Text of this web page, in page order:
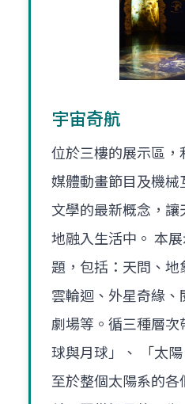
宇宙奇航
位於三樓的展示區，
媒體動畫節目及機械
文學的最新概念，
地融入生活中。 本
題，包括：天問、地
雲輪迴、外星奇緣、
劇場等。循三種層次
球與月球」、 「太
至於整個太陽系的各